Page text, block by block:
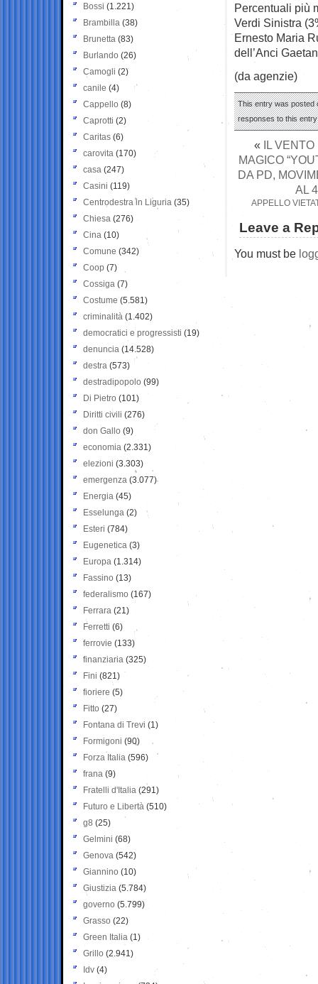
Percentuali più
Verdi Sinistra
Ernesto Maria
dell’Anci
(da agenzie)
This entry was posted
responses to this
« IL VENTO
MAGICO
DA PD,
AL
APPELLO
Leave a
You must be
Bossi (1.221)
Brambilla (38)
Brunetta (83)
Burlando (26)
Camogli (2)
canile (4)
Cappello (8)
Caprotti (2)
Caritas (6)
carovita (170)
casa (247)
Casini (119)
Centrodestra in Liguria (35)
Chiesa (276)
Cina (10)
Comune (342)
Coop (7)
Cossiga (7)
Costume (5.581)
criminalità (1.402)
democratici e progressisti (19)
denuncia (14.528)
destra (573)
destradipopolo (99)
Di Pietro (101)
Diritti civili (276)
don Gallo (9)
economia (2.331)
elezioni (3.303)
emergenza (3.077)
Energia (45)
Esselunga (2)
Esteri (784)
Eugenetica (3)
Europa (1.314)
Fassino (13)
federalismo (167)
Ferrara (21)
Ferretti (6)
ferrovie (133)
finanziaria (325)
Fini (821)
fioriere (5)
Fitto (27)
Fontana di Trevi (1)
Formigoni (90)
Forza Italia (596)
frana (9)
Fratelli d'Italia (291)
Futuro e Libertà (510)
g8 (25)
Gelmini (68)
Genova (542)
Giannino (10)
Giustizia (5.784)
governo (5.799)
Grasso (22)
Green Italia (1)
Grillo (2.941)
Idv (4)